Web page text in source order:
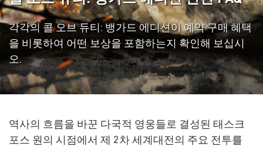
각각의 콜 오브 듀티: 뱅가드 에디션이 예약 구매 혜택
을 비롯하여 어떤 보상을 포함하는지 확인해 보십시
오.
역사의 흐름을 바꾼 다국적 영웅들로 결성된 태스크
포스 원의 시점에서 제 2차 세계대전의 주요 전투를